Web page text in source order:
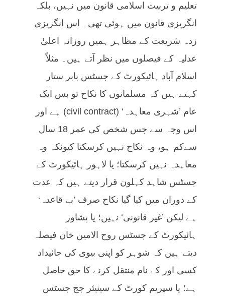
تعلیم و تربیت اسلامی قانون میں نہیں، بلکہ
انگریزی قانون میں ہوئی تھی۔ اس انگریزی
زدہ شریعت کے مظاہر ہمیں روزانہ اعلیٰ
عدلیہ کے فیصلوں میں نظر آتے ہیں۔ مثلاً
اسلام آباد ہائیکورٹ کے جسٹس بابر ستار
کہتے ہیں کہ مسلمانوں کا نکاح تو بس ایک
عام ’شہری معاہدہ‘ (civil contract) ہے اور
اس وجہ سے جس شخص کی عمر 18 سال
سےکم ہو، وہ نکاح نہیں کرسکتا کیونکہ وہ
معاہدہ نہیں کرسکتا؛ یا لاہور ہائیکورٹ کے
جسٹس شاہد کہلون قرار دیتے ہیں کہ عدت
کے دوران میں کیا گیا نکاح صرف ’بے قاعدہ‘
ہے لیکن ’غیر قانونی‘ نہیں؛ یا پشاور
ہائیکورٹ کے جسٹس روح الامین خان فیصلہ
دیتے ہیں کہ شوہر کو اپنی بیوی کی جائیداد
کسی اور کے نام منتقل کرنے کا حق حاصل
ہے؛ یا سپریم کورٹ کے سینیئر جج جسٹس